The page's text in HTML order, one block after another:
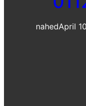
nahedApril